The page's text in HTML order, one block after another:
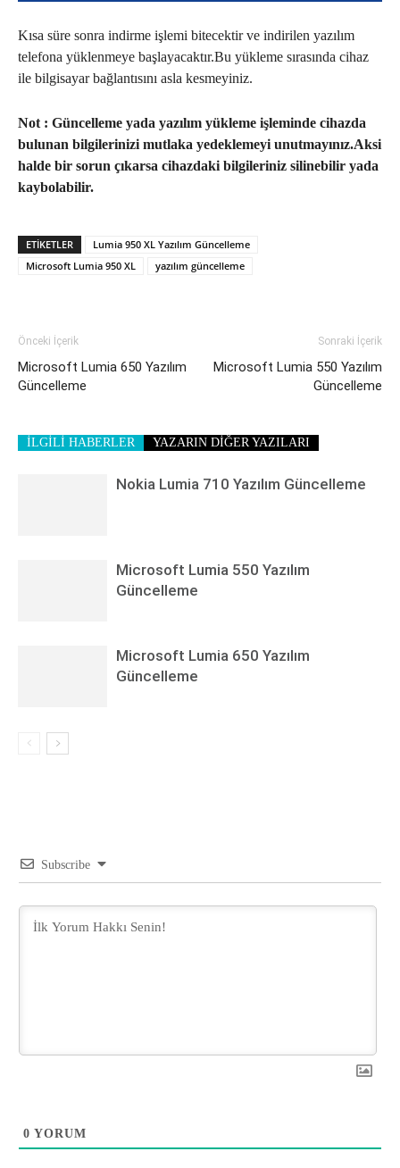
Kısa süre sonra indirme işlemi bitecektir ve indirilen yazılım
telefona yüklenmeye başlayacaktır.Bu yükleme sırasında cihaz
ile bilgisayar bağlantısını asla kesmeyiniz.
Not : Güncelleme yada yazılım yükleme işleminde cihazda
bulunan bilgilerinizi mutlaka yedeklemeyi unutmayınız.Aksi
halde bir sorun çıkarsa cihazdaki bilgileriniz silinebilir yada
kaybolabilir.
ETIKETLER
Lumia 950 XL Yazılım Güncelleme
Microsoft Lumia 950 XL
yazılım güncelleme
Önceki İçerik
Microsoft Lumia 650 Yazılım
Güncelleme
Sonraki İçerik
Microsoft Lumia 550 Yazılım
Güncelleme
İLGİLİ HABERLER YAZARIN DİĞER YAZILARI
Nokia Lumia 710 Yazılım Güncelleme
Microsoft Lumia 550 Yazılım
Güncelleme
Microsoft Lumia 650 Yazılım
Güncelleme
Subscribe
0 YORUM